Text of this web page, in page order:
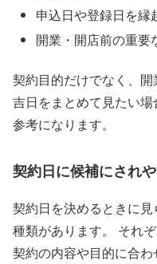
申込日や登録日を縁
開業・開店前の重要
契約目的だけでなく、
吉日をまとめて見たい場
参考になります。
契約日に候補にされ
契約日を決めるときに
種類があります。 それ
契約の内容や目的に合